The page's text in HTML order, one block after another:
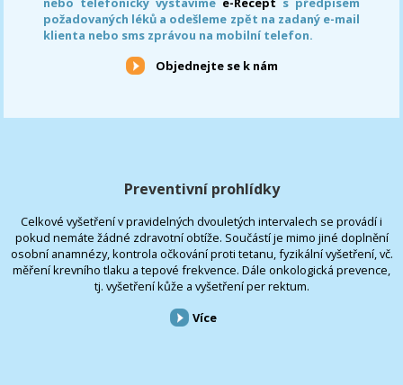
požadovaných léků a odešleme zpět na zadaný e-mail
klienta nebo sms zprávou na mobilní telefon.
Objednejte se k nám
Preventivní prohlídky
Celkové vyšetření v pravidelných dvouletých intervalech se provádí i
pokud nemáte žádné zdravotní obtíže. Součástí je mimo jiné doplnění
osobní anamnézy, kontrola očkování proti tetanu, fyzikální vyšetření, vč.
měření krevního tlaku a tepové frekvence. Dále onkologická prevence,
tj. vyšetření kůže a vyšetření per rektum.
Více